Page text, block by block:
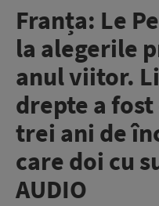
Franța: Le
la alegerile
anul viitor.
drepte a
trei ani de
care doi cu
AUDIO